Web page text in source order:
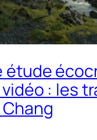
étude
: les
Chang